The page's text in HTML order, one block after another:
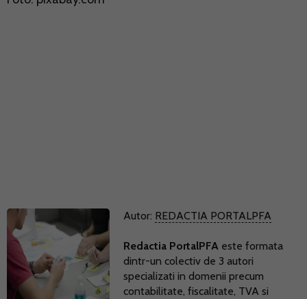
Autor: REDACTIA PORTALPFA
Redactia PortalPFA este formata
dintr-un colectiv de 3 autori
specializati in domenii precum
contabilitate, fiscalitate, TVA si